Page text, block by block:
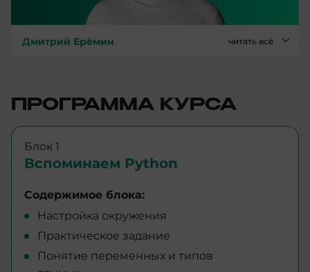
Дмитрий Ерёмин читать всё
ПРОГРАММА КУРСА
Блок 1
Вспоминаем Python
Содержимое блока:
Настройка окружения
Практическое задание
Понятие переменных и типов